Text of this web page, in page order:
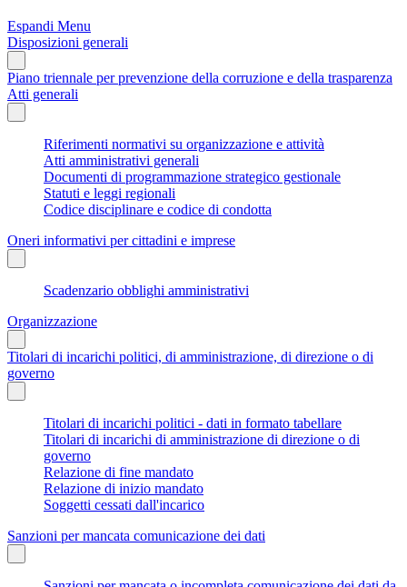
Espandi Menu
Disposizioni generali
Piano triennale per prevenzione della corruzione e della trasparenza
Atti generali
Riferimenti normativi su organizzazione e attività
Atti amministrativi generali
Documenti di programmazione strategico gestionale
Statuti e leggi regionali
Codice disciplinare e codice di condotta
Oneri informativi per cittadini e imprese
Scadenzario obblighi amministrativi
Organizzazione
Titolari di incarichi politici, di amministrazione, di direzione o di
governo
Titolari di incarichi politici - dati in formato tabellare
Titolari di incarichi di amministrazione di direzione o di
governo
Relazione di fine mandato
Relazione di inizio mandato
Soggetti cessati dall'incarico
Sanzioni per mancata comunicazione dei dati